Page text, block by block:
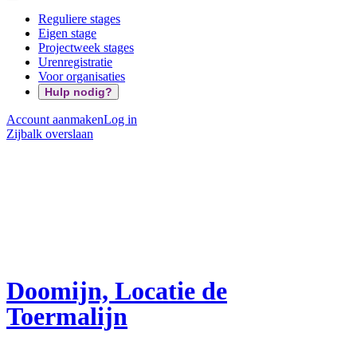
Reguliere stages
Eigen stage
Projectweek stages
Urenregistratie
Voor organisaties
Hulp nodig?
Account aanmakenLog in
Zijbalk overslaan
Doomijn, Locatie de
Toermalijn